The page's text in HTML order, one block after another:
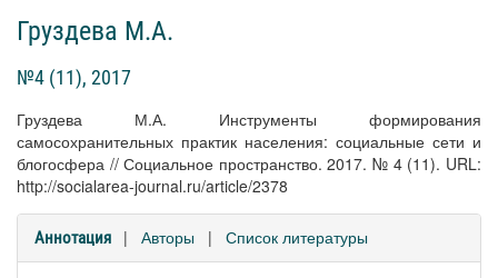
Груздева М.А.
№4 (11), 2017
Груздева М.А. Инструменты формирования
самосохранительных практик населения: социальные сети и
блогосфера // Социальное пространство. 2017. № 4 (11). URL:
http://socialarea-journal.ru/article/2378
Аннотация | Авторы | Список литературы